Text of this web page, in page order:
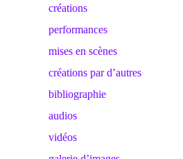
créations
performances
mises en scènes
créations par d’autres
bibliographie
audios
vidéos